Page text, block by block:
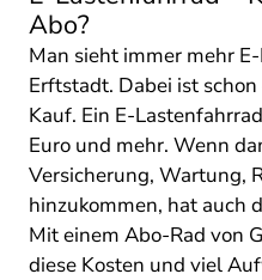
Abo?
Man sieht immer mehr
Erftstadt. Dabei ist
Kauf. Ein E-
Euro und mehr. Wenn
Versicherung, Wartung,
hinzukommen, hat auch
Mit einem Abo-Rad von
diese Kosten und viel